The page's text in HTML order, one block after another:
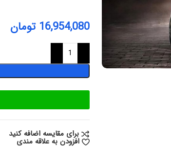
16,954,080 تومان
برای مقایسه اضافه کنید
افزودن به علاقه مندی